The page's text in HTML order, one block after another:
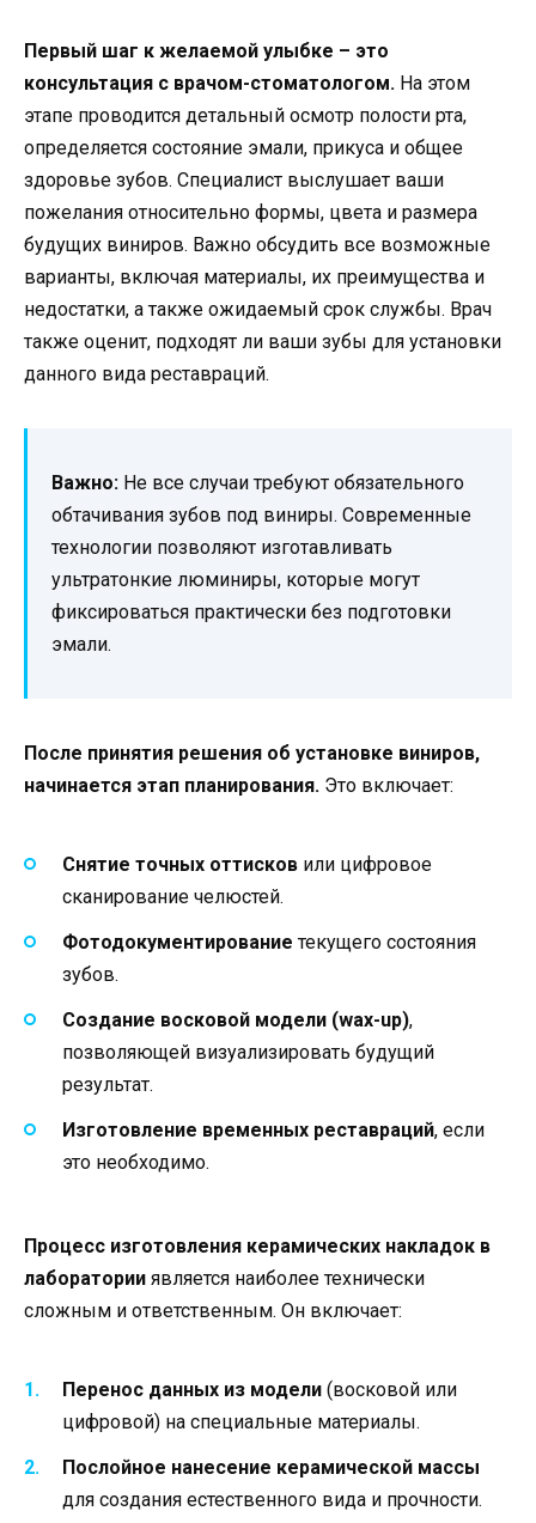
Первый шаг к желаемой улыбке – это
консультация с врачом-стоматологом. На этом
этапе проводится детальный осмотр полости рта,
определяется состояние эмали, прикуса и общее
здоровье зубов. Специалист выслушает ваши
пожелания относительно формы, цвета и размера
будущих виниров. Важно обсудить все возможные
варианты, включая материалы, их преимущества и
недостатки, а также ожидаемый срок службы. Врач
также оценит, подходят ли ваши зубы для установки
данного вида реставраций.
Важно: Не все случаи требуют обязательного
обтачивания зубов под виниры. Современные
технологии позволяют изготавливать
ультратонкие люминиры, которые могут
фиксироваться практически без подготовки
эмали.
После принятия решения об установке виниров,
начинается этап планирования. Это включает:
Снятие точных оттисков или цифровое
сканирование челюстей.
Фотодокументирование текущего состояния
зубов.
Создание восковой модели (wax-up),
позволяющей визуализировать будущий
результат.
Изготовление временных реставраций, если
это необходимо.
Процесс изготовления керамических накладок в
лаборатории является наиболее технически
сложным и ответственным. Он включает:
Перенос данных из модели (восковой или
цифровой) на специальные материалы.
Послойное нанесение керамической массы
для создания естественного вида и прочности.